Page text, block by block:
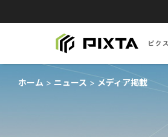
ホーム ニュース メディア掲載